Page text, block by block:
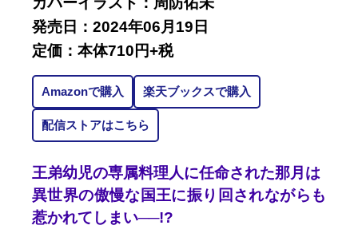
発売日：2024年06月19日
定価：本体710円+税
Amazonで購入 楽天ブックスで購入
配信ストアはこちら
王弟幼児の専属料理人に任命された那月は
異世界の傲慢な国王に振り回されながらも
惹かれてしまい──!?